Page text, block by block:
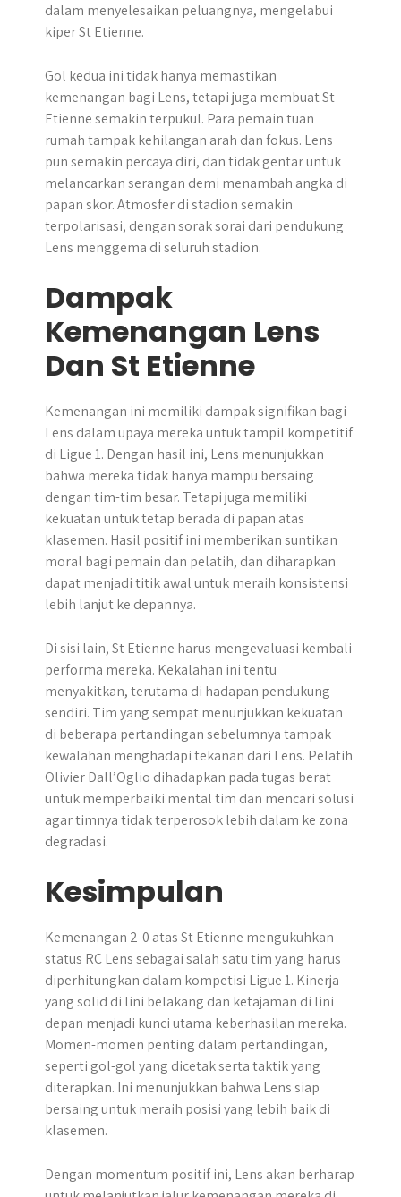
dalam menyelesaikan peluangnya, mengelabui
kiper St Etienne.
Gol kedua ini tidak hanya memastikan
kemenangan bagi Lens, tetapi juga membuat St
Etienne semakin terpukul. Para pemain tuan
rumah tampak kehilangan arah dan fokus. Lens
pun semakin percaya diri, dan tidak gentar untuk
melancarkan serangan demi menambah angka di
papan skor. Atmosfer di stadion semakin
terpolarisasi, dengan sorak sorai dari pendukung
Lens menggema di seluruh stadion.
Dampak
Kemenangan Lens
Dan St Etienne
Kemenangan ini memiliki dampak signifikan bagi
Lens dalam upaya mereka untuk tampil kompetitif
di Ligue 1. Dengan hasil ini, Lens menunjukkan
bahwa mereka tidak hanya mampu bersaing
dengan tim-tim besar. Tetapi juga memiliki
kekuatan untuk tetap berada di papan atas
klasemen. Hasil positif ini memberikan suntikan
moral bagi pemain dan pelatih, dan diharapkan
dapat menjadi titik awal untuk meraih konsistensi
lebih lanjut ke depannya.
Di sisi lain, St Etienne harus mengevaluasi kembali
performa mereka. Kekalahan ini tentu
menyakitkan, terutama di hadapan pendukung
sendiri. Tim yang sempat menunjukkan kekuatan
di beberapa pertandingan sebelumnya tampak
kewalahan menghadapi tekanan dari Lens. Pelatih
Olivier Dall’Oglio dihadapkan pada tugas berat
untuk memperbaiki mental tim dan mencari solusi
agar timnya tidak terperosok lebih dalam ke zona
degradasi.
Kesimpulan
Kemenangan 2-0 atas St Etienne mengukuhkan
status RC Lens sebagai salah satu tim yang harus
diperhitungkan dalam kompetisi Ligue 1. Kinerja
yang solid di lini belakang dan ketajaman di lini
depan menjadi kunci utama keberhasilan mereka.
Momen-momen penting dalam pertandingan,
seperti gol-gol yang dicetak serta taktik yang
diterapkan. Ini menunjukkan bahwa Lens siap
bersaing untuk meraih posisi yang lebih baik di
klasemen.
Dengan momentum positif ini, Lens akan berharap